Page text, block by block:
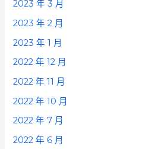
2023 年 3 月
2023 年 2 月
2023 年 1 月
2022 年 12 月
2022 年 11 月
2022 年 10 月
2022 年 7 月
2022 年 6 月